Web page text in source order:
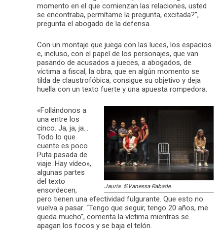
momento en el que comienzan las relaciones, usted
se encontraba, permítame la pregunta, excitada?”,
pregunta el abogado de la defensa.
Con un montaje que juega con las luces, los espacios
e, incluso, con el papel de los personajes, que van
pasando de acusados a jueces, a abogados, de
víctima a fiscal, la obra, que en algún momento se
tilda de claustrofóbica, consigue su objetivo y deja
huella con un texto fuerte y una apuesta rompedora.
Jauria. ©Vanessa Rabade.
«Follándonos a
una entre los
cinco. Ja, ja, ja…
Todo lo que
cuente es poco.
Puta pasada de
viaje. Hay vídeo»,
algunas partes
del texto
ensordecen,
pero tienen una efectividad fulgurante. Que esto no
vuelva a pasar. “Tengo que seguir, tengo 20 años, me
queda mucho”, comenta la víctima mientras se
apagan los focos y se baja el telón.